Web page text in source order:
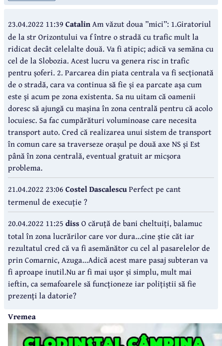
23.04.2022 11:39 CatalinAm văzut doua ”mici”: 1.Giratoriul
de la str Orizontului va f între o stradă cu trafic mult la
ridicat decât celelalte două. Va fi atipic; adică va semăna cu
cel de la Slobozia. Acest lucru va genera risc in trafic
pentru șoferi. 2. Parcarea din piata centrala va fi secționată
de o stradă, cara va continua să fie și ea parcate așa cum
este și acum pe zona existenta. Sa nu uitam că oamenii
doresc să ajungă cu mașina în zona centrală pentru că acolo
locuiesc. Sa fac cumpărături voluminoase care necesita
transport auto. Cred că realizarea unui sistem de transport
în comun care sa traverseze orașul pe două axe NS și Est
până în zona centrală, eventual gratuit ar micșora
problema.
21.04.2022 23:06 Costel DascalescuPerfect pe cant
termenul de execuție ?
20.04.2022 11:25 dissO căruță de bani cheltuiți, balamuc
total în zona lucrărilor care vor dura...cine știe căt iar
rezultatul cred că va fi asemănător cu cel al pasarelelor de
prin Comarnic, Azuga...Adică acest mare pasaj subteran va
fi aproape inutil.Nu ar fi mai ușor și simplu, mult mai
ieftin, ca semafoarele să funcționeze iar polițiștii să fie
prezenți la datorie?
Vremea